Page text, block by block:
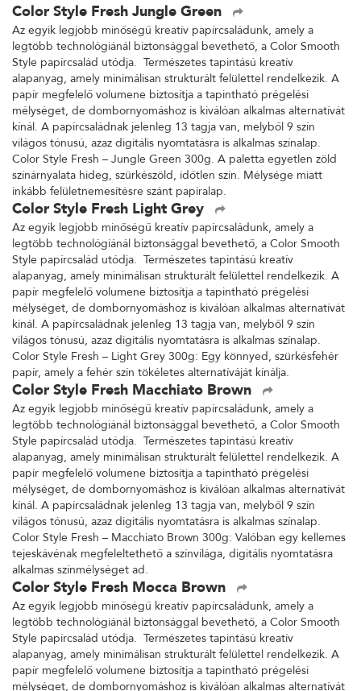
Color Style Fresh Jungle Green
Az egyik legjobb minőségű kreatív papírcsaládunk, amely a
legtöbb technológiánál biztonsággal bevethető, a Color Smooth
Style papírcsalád utódja. Természetes tapintású kreatív
alapanyag, amely minimálisan strukturált felülettel rendelkezik. A
papír megfelelő volumene biztosítja a tapintható prégelési
mélységet, de dombornyomáshoz is kiválóan alkalmas alternatívát
kínál. A papírcsaládnak jelenleg 13 tagja van, melyből 9 szín
világos tónusú, azaz digitális nyomtatásra is alkalmas színalap.
Color Style Fresh – Jungle Green 300g. A paletta egyetlen zöld
színárnyalata hideg, szürkészöld, időtlen szín. Mélysége miatt
inkább felületnemesítésre szánt papíralap.
Color Style Fresh Light Grey
Az egyik legjobb minőségű kreatív papírcsaládunk, amely a
legtöbb technológiánál biztonsággal bevethető, a Color Smooth
Style papírcsalád utódja. Természetes tapintású kreatív
alapanyag, amely minimálisan strukturált felülettel rendelkezik. A
papír megfelelő volumene biztosítja a tapintható prégelési
mélységet, de dombornyomáshoz is kiválóan alkalmas alternatívát
kínál. A papírcsaládnak jelenleg 13 tagja van, melyből 9 szín
világos tónusú, azaz digitális nyomtatásra is alkalmas színalap.
Color Style Fresh – Light Grey 300g: Egy könnyed, szürkésfehér
papír, amely a fehér szín tökéletes alternatíváját kínálja.
Color Style Fresh Macchiato Brown
Az egyik legjobb minőségű kreatív papírcsaládunk, amely a
legtöbb technológiánál biztonsággal bevethető, a Color Smooth
Style papírcsalád utódja. Természetes tapintású kreatív
alapanyag, amely minimálisan strukturált felülettel rendelkezik. A
papír megfelelő volumene biztosítja a tapintható prégelési
mélységet, de dombornyomáshoz is kiválóan alkalmas alternatívát
kínál. A papírcsaládnak jelenleg 13 tagja van, melyből 9 szín
világos tónusú, azaz digitális nyomtatásra is alkalmas színalap.
Color Style Fresh – Macchiato Brown 300g: Valóban egy kellemes
tejeskávénak megfeleltethető a színvilága, digitális nyomtatásra
alkalmas színmélységet ad.
Color Style Fresh Mocca Brown
Az egyik legjobb minőségű kreatív papírcsaládunk, amely a
legtöbb technológiánál biztonsággal bevethető, a Color Smooth
Style papírcsalád utódja. Természetes tapintású kreatív
alapanyag, amely minimálisan strukturált felülettel rendelkezik. A
papír megfelelő volumene biztosítja a tapintható prégelési
mélységet, de dombornyomáshoz is kiválóan alkalmas alternatívát